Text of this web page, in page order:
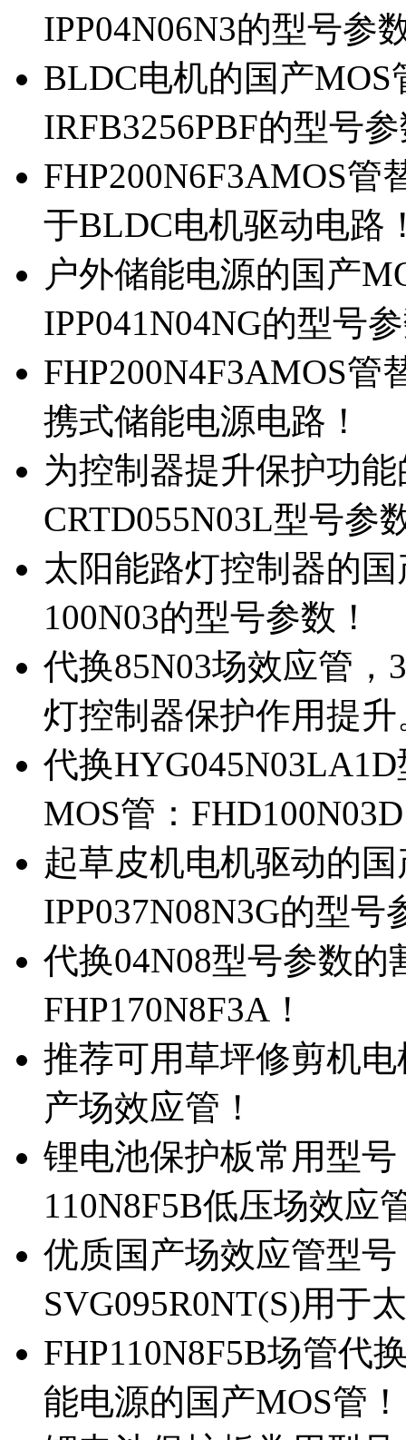
IPP04N06N3的型号参
BLDC电机的国产MOS
IRFB3256PBF的型号
FHP200N6F3AMOS管
于BLDC电机驱动电路
户外储能电源的国产
IPP041N04NG的型号
FHP200N4F3AMOS管
携式储能电源电路！
为控制器提升保护功
CRTD055N03L型号参
太阳能路灯控制器的
100N03的型号参数！
代换85N03场效应管
灯控制器保护作用提升
代换
MOS管：
起草皮机电机驱动的
IPP037N08N3G的型号
代换04N08型号参数
FHP170N8F3A！
推荐可用草坪修剪机电
产场效应管！
锂电池保护板常用型号
110N8F5B低压场效应
优质国产场效应管型
SVG095R0NT(S)用于
FHP110N8F5B场管代
能电源的国产MOS管！